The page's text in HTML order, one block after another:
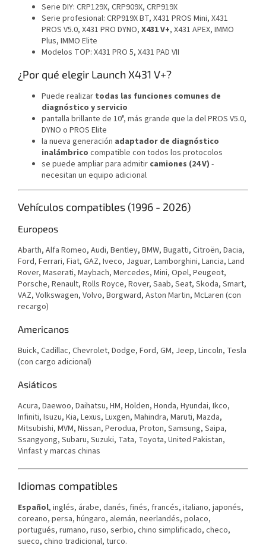
Serie DIY: CRP129X, CRP909X, CRP919X
Serie profesional: CRP919X BT, X431 PROS Mini, X431
PROS V5.0, X431 PRO DYNO, X431 V+, X431 APEX, IMMO
Plus, IMMO Elite
Modelos TOP: X431 PRO 5, X431 PAD VII
¿Por qué elegir Launch X431 V+?
Puede realizar todas las funciones comunes de
diagnóstico y servicio
pantalla brillante de 10", más grande que la del PROS V5.0,
DYNO o PROS Elite
la nueva generación adaptador de diagnóstico
inalámbrico compatible con todos los protocolos
se puede ampliar para admitir camiones (24 V) -
necesitan un equipo adicional
Vehículos compatibles (1996 - 2026)
Europeos
Abarth, Alfa Romeo, Audi, Bentley, BMW, Bugatti, Citroën, Dacia,
Ford, Ferrari, Fiat, GAZ, Iveco, Jaguar, Lamborghini, Lancia, Land
Rover, Maserati, Maybach, Mercedes, Mini, Opel, Peugeot,
Porsche, Renault, Rolls Royce, Rover, Saab, Seat, Skoda, Smart,
VAZ, Volkswagen, Volvo, Borgward, Aston Martin, McLaren (con
recargo)
Americanos
Buick, Cadillac, Chevrolet, Dodge, Ford, GM, Jeep, Lincoln, Tesla
(con cargo adicional)
Asiáticos
Acura, Daewoo, Daihatsu, HM, Holden, Honda, Hyundai, Ikco,
Infiniti, Isuzu, Kia, Lexus, Luxgen, Mahindra, Maruti, Mazda,
Mitsubishi, MVM, Nissan, Perodua, Proton, Samsung, Saipa,
Ssangyong, Subaru, Suzuki, Tata, Toyota, United Pakistan,
Vinfast y marcas chinas
Idiomas compatibles
Español, inglés, árabe, danés, finés, francés, italiano, japonés,
coreano, persa, húngaro, alemán, neerlandés, polaco,
portugués, rumano, ruso, serbio, chino simplificado, checo,
sueco, chino tradicional, turco.